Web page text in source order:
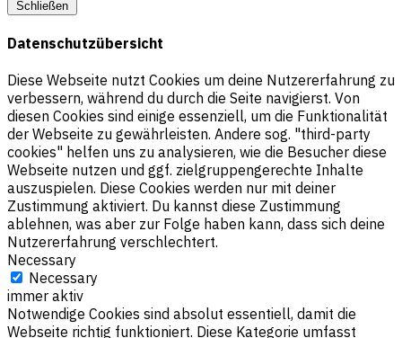
Schließen
Datenschutzübersicht
Diese Webseite nutzt Cookies um deine Nutzererfahrung zu
verbessern, während du durch die Seite navigierst. Von
diesen Cookies sind einige essenziell, um die Funktionalität
der Webseite zu gewährleisten. Andere sog. "third-party
cookies" helfen uns zu analysieren, wie die Besucher diese
Webseite nutzen und ggf. zielgruppengerechte Inhalte
auszuspielen. Diese Cookies werden nur mit deiner
Zustimmung aktiviert. Du kannst diese Zustimmung
ablehnen, was aber zur Folge haben kann, dass sich deine
Nutzererfahrung verschlechtert.
Necessary
Necessary
immer aktiv
Notwendige Cookies sind absolut essentiell, damit die
Webseite richtig funktioniert. Diese Kategorie umfasst